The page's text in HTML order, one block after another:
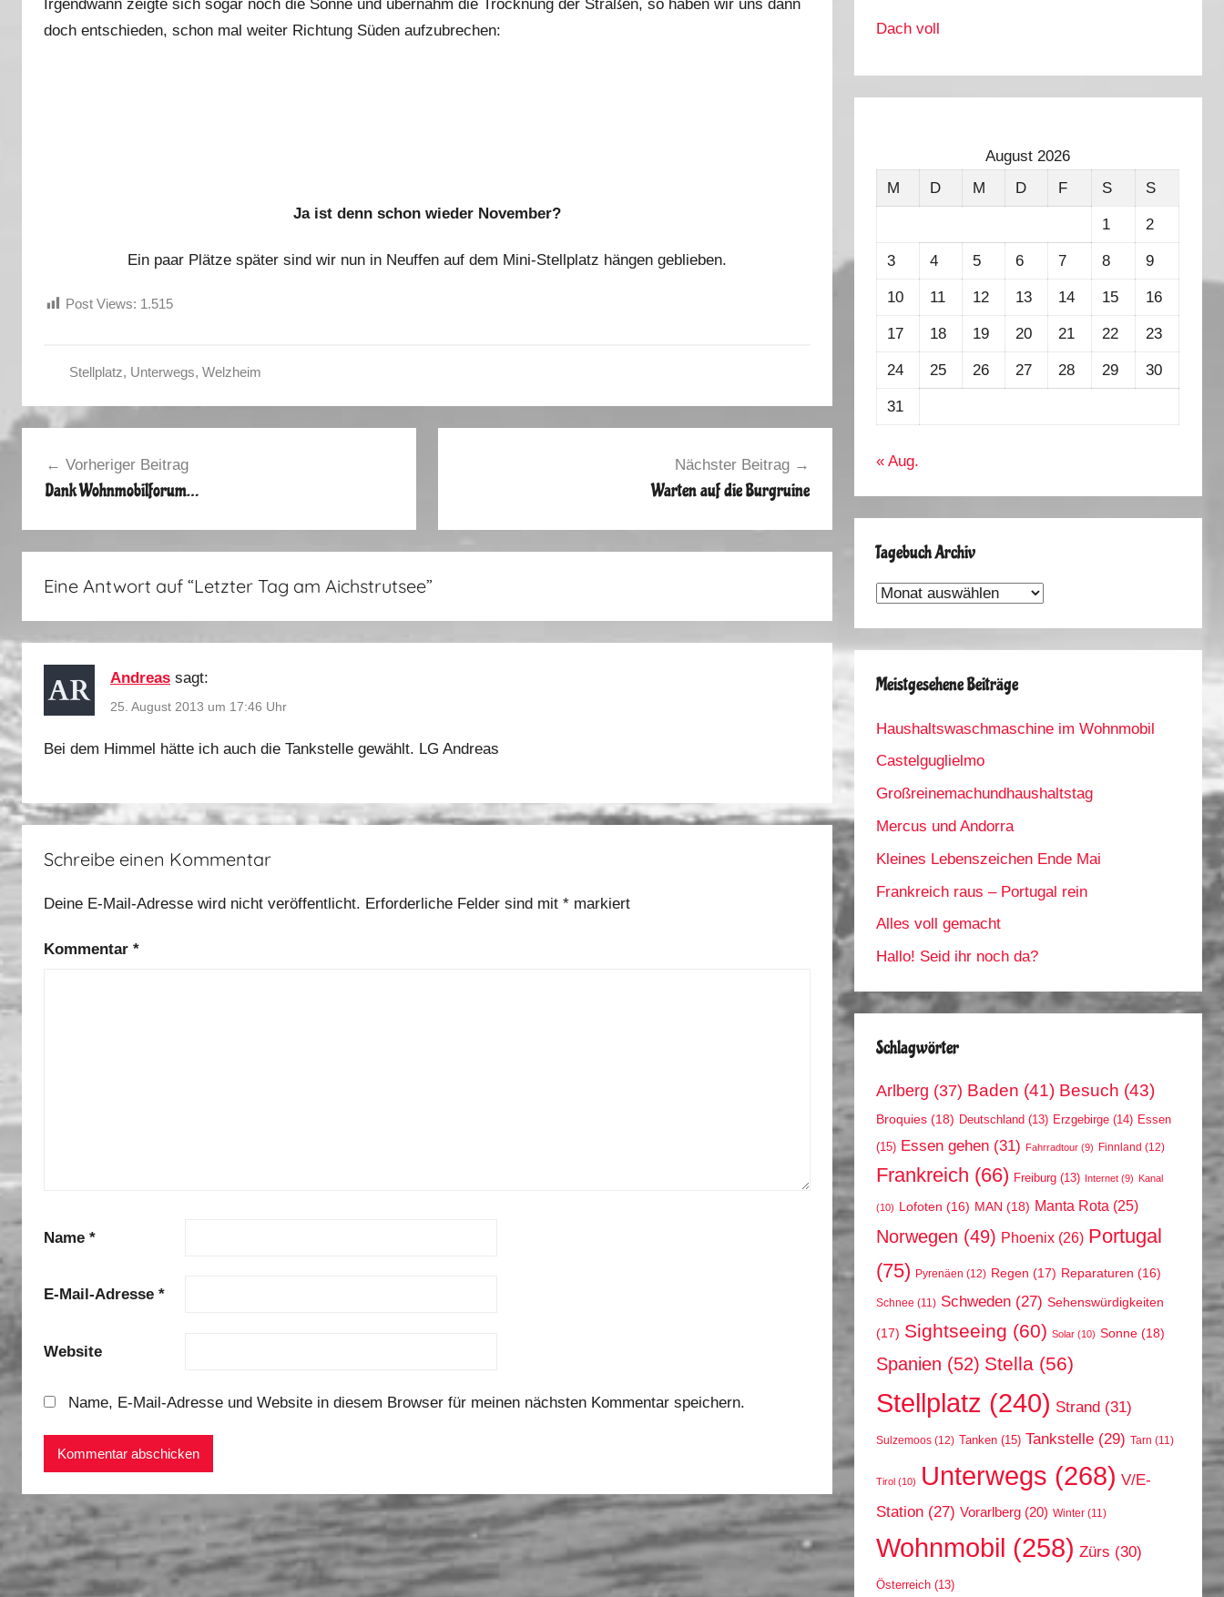
Irgendwann zeigte sich sogar noch die Sonne und übernahm die Trocknung der Straßen, so haben wir uns dann
doch entschieden, schon mal weiter Richtung Süden aufzubrechen:
Ja ist denn schon wieder November?
Ein paar Plätze später sind wir nun in Neuffen auf dem Mini-Stellplatz hängen geblieben.
Post Views: 1.515
o
m
e
1
Stellplatz, Unterwegs, Welzheim
Vorheriger Beitrag
Dank Wohnmobilforum…
Nächster Beitrag
Warten auf die Burgruine
Eine Antwort auf “Letzter Tag am Aichstrutsee”
Andreas sagt:
25. August 2013 um 17:46 Uhr
Bei dem Himmel hätte ich auch die Tankstelle gewählt. LG Andreas
Schreibe einen Kommentar
Deine E-Mail-Adresse wird nicht veröffentlicht. Erforderliche Felder sind mit * markiert
Kommentar *
Name *
E-Mail-Adresse *
Website
Name, E-Mail-Adresse und Website in diesem Browser für meinen nächsten Kommentar speichern.
Dach voll
August 2026
M
D M D F S S
1 2
3 4 5 6 7 8 9
10 11 12 13 14 15 16
17 18 19 20 21 22 23
24 25 26 27 28 29 30
31
« Aug.
Tagebuch Archiv
Tagebuch
Meistgesehene Beiträge
Haushaltswaschmaschine im Wohnmobil
Castelguglielmo
Großreinemachundhaushaltstag
Mercus und Andorra
Kleines Lebenszeichen Ende Mai
Frankreich raus – Portugal rein
Alles voll gemacht
Hallo! Seid ihr noch da?
Schlagwörter
Arlberg (37) Baden (41) Besuch (43)
Broquies (18) Deutschland (13) Erzgebirge (14) Essen
(15) Essen gehen (31) Fahrradtour (9) Finnland (12)
Frankreich (66) Freiburg (13) Internet (9) Kanal
(10) Lofoten (16) MAN (18) Manta Rota (25)
Norwegen (49) Phoenix (26) Portugal
(75) Pyrenäen (12) Regen (17) Reparaturen (16)
Schnee (11) Schweden (27) Sehenswürdigkeiten
(17) Sightseeing (60) Solar (10) Sonne (18)
Spanien (52) Stella (56)
Stellplatz (240) Strand (31)
Sulzemoos (12) Tanken (15) Tankstelle (29) Tarn (11)
Tirol (10) Unterwegs (268) V/E-
Station (27) Vorarlberg (20) Winter (11)
Wohnmobil (258) Zürs (30)
Österreich (13)